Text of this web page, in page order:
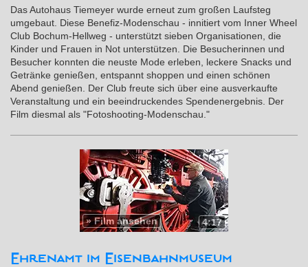
Das Autohaus Tiemeyer wurde erneut zum großen Laufsteg
umgebaut. Diese Benefiz-Modenschau - innitiert vom Inner Wheel
Club Bochum-Hellweg - unterstützt sieben Organisationen, die
Kinder und Frauen in Not unterstützen. Die Besucherinnen und
Besucher konnten die neuste Mode erleben, leckere Snacks und
Getränke genießen, entspannt shoppen und einen schönen
Abend genießen. Der Club freute sich über eine ausverkaufte
Veranstaltung und ein beeindruckendes Spendenergebnis. Der
Film diesmal als "Fotoshooting-Modenschau."
4:17
»Film ansehen
Ehrenamt im Eisenbahnmuseum